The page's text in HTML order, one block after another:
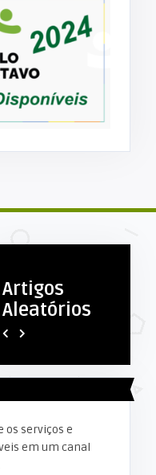
Artigos
Aleatórios
Elker Winther
Alta Floresta: Equipes da
os serviços e
em um canal